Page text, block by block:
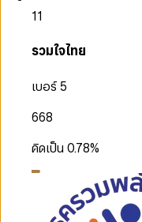
11
รวมใจไทย
เบอร์ 5
668
คิดเป็น0.78%